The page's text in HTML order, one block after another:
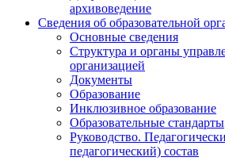
архивоведение
Сведения об образовательной
Основные сведения
Структура и органы
организацией
Документы
Образование
Инклюзивное образование
Образовательные стандарты
Руководство.
педагогический) состав